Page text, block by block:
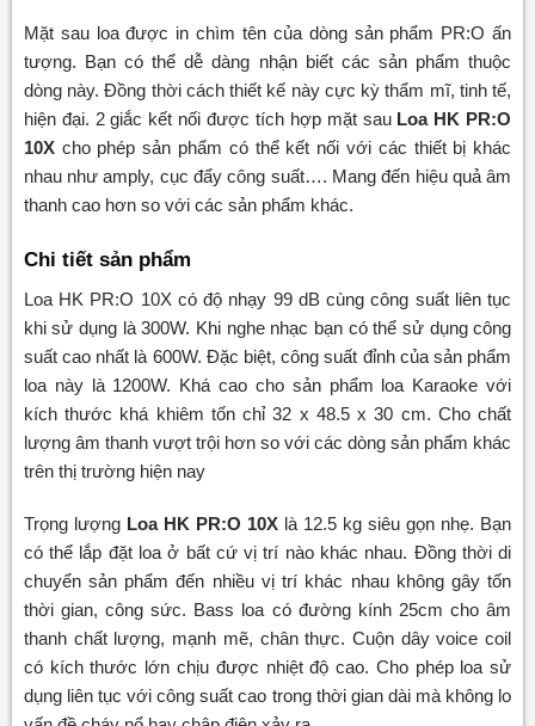
Mặt sau loa được in chìm tên của dòng sản phẩm PR:O ấn
tượng. Bạn có thể dễ dàng nhận biết các sản phẩm thuộc
dòng này. Đồng thời cách thiết kế này cực kỳ thẩm mĩ, tinh tế,
hiện đại. 2 giắc kết nối được tích hợp mặt sau Loa HK PR:O
10Xcho phép sản phẩm có thể kết nối với các thiết bị khác
nhau như amply, cục đẩy công suất…. Mang đến hiệu quả âm
thanh cao hơn so với các sản phẩm khác.
Chi tiết sản phẩm
Loa HK PR:O 10X có độ nhạy 99 dB cùng công suất liên tục
khi sử dụng là 300W. Khi nghe nhạc bạn có thể sử dụng công
suất cao nhất là 600W. Đặc biệt, công suất đỉnh của sản phẩm
loa này là 1200W. Khá cao cho sản phẩm loa Karaoke với
kích thước khá khiêm tốn chỉ 32 x 48.5 x 30 cm. Cho chất
lượng âm thanh vượt trội hơn so với các dòng sản phẩm khác
trên thị trường hiện nay
Trọng lượng Loa HK PR:O 10Xlà 12.5 kg siêu gọn nhẹ. Bạn
có thể lắp đặt loa ở bất cứ vị trí nào khác nhau. Đồng thời di
chuyển sản phẩm đến nhiều vị trí khác nhau không gây tốn
thời gian, công sức. Bass loa có đường kính 25cm cho âm
thanh chất lượng, mạnh mẽ, chân thực. Cuộn dây voice coil
có kích thước lớn chịu được nhiệt độ cao. Cho phép loa sử
dụng liên tục với công suất cao trong thời gian dài mà không lo